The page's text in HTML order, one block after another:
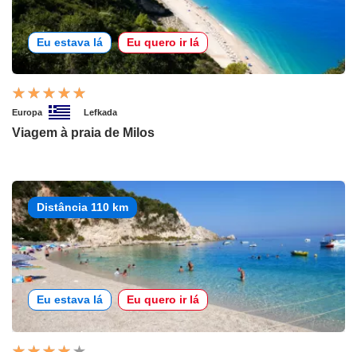
Eu estava lá Eu quero ir lá
Europa Lefkada
Viagem à praia de Milos
Distância 110 km
Eu estava lá Eu quero ir lá